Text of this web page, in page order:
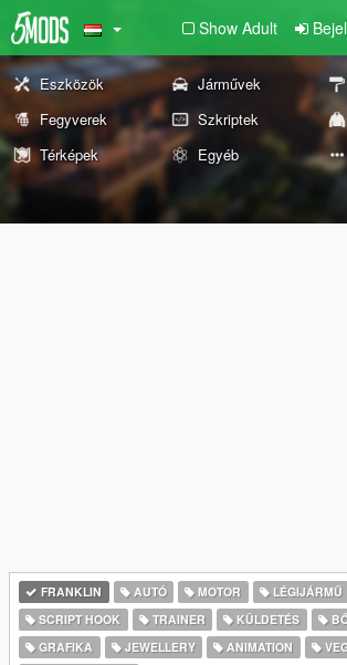
Show Adult
Eszközök Járművek
Fegyverek
Szkriptek
Térképek
Egyéb
FRANKLIN AUTÓ MOTOR LÉGIJÁRMŰ
SCRIPT HOOK
TRAINER KÜLDETÉS
GRAFIKA
JEWELLERY ANIMATION